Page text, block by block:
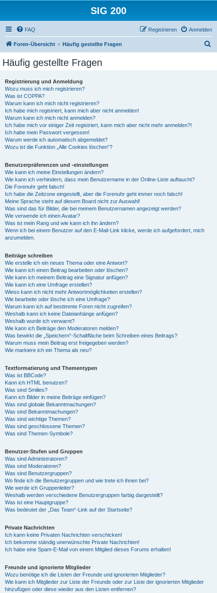
SIG 200
FAQ Anmelden
Registrieren
Foren-Übersicht Häufig gestellte Fragen
Häufig gestellte Fragen
Registrierung und Anmeldung
Wozu muss ich mich registrieren?
Was ist COPPA?
Warum kann ich mich nicht registrieren?
Ich habe mich registriert, kann mich aber nicht anmelden!
Warum kann ich mich nicht anmelden?
Ich habe mich vor einiger Zeit registriert, kann mich aber nicht mehr anmelden?!
Ich habe mein Passwort vergessen!
Warum werde ich automatisch abgemeldet?
Wozu ist die Funktion „Alle Cookies löschen“?
Benutzerpräferenzen und -einstellungen
Wie kann ich meine Einstellungen ändern?
Wie kann ich verhindern, dass mein Benutzername in der Online-Liste auftaucht?
Die Forenuhr geht falsch!
Ich habe die Zeitzone eingestellt, aber die Forenuhr geht immer noch falsch!
Meine Sprache steht auf diesem Board nicht zur Auswahl!
Was sind das für Bilder, die bei meinem Benutzernamen angezeigt werden?
Wie verwende ich einen Avatar?
Was ist mein Rang und wie kann ich ihn ändern?
Wenn ich bei einem Benutzer auf den E-Mail-Link klicke, werde ich aufgefordert, mich
anzumelden.
Beiträge schreiben
Wie erstelle ich ein neues Thema oder eine Antwort?
Wie kann ich einen Beitrag bearbeiten oder löschen?
Wie kann ich meinem Beitrag eine Signatur anfügen?
Wie kann ich eine Umfrage erstellen?
Wieso kann ich nicht mehr Antwortmöglichkeiten erstellen?
Wie bearbeite oder lösche ich eine Umfrage?
Warum kann ich auf bestimmte Foren nicht zugreifen?
Weshalb kann ich keine Dateianhänge anfügen?
Weshalb wurde ich verwarnt?
Wie kann ich Beiträge den Moderatoren melden?
Was bewirkt die „Speichern“-Schaltfläche beim Schreiben eines Beitrags?
Warum muss mein Beitrag erst freigegeben werden?
Wie markiere ich ein Thema als neu?
Textformatierung und Thementypen
Was ist BBCode?
Kann ich HTML benutzen?
Was sind Smilies?
Kann ich Bilder in meine Beiträge einfügen?
Was sind globale Bekanntmachungen?
Was sind Bekanntmachungen?
Was sind wichtige Themen?
Was sind geschlossene Themen?
Was sind Themen-Symbole?
Benutzer-Stufen und Gruppen
Was sind Administratoren?
Was sind Moderatoren?
Was sind Benutzergruppen?
Wo finde ich die Benutzergruppen und wie trete ich ihnen bei?
Wie werde ich Gruppenleiter?
Weshalb werden verschiedene Benutzergruppen farbig dargestellt?
Was ist eine Hauptgruppe?
Was bedeutet der „Das Team“-Link auf der Startseite?
Private Nachrichten
Ich kann keine Privaten Nachrichten verschicken!
Ich bekomme ständig unerwünschte Private Nachrichten!
Ich habe eine Spam-E-Mail von einem Mitglied dieses Forums erhalten!
Freunde und ignorierte Mitglieder
Wozu benötige ich die Listen der Freunde und ignorierten Mitglieder?
Wie kann ich Mitglieder zur Liste der Freunde oder zur Liste der ignorierten Mitglieder
hinzufügen oder diese wieder aus den Listen entfernen?